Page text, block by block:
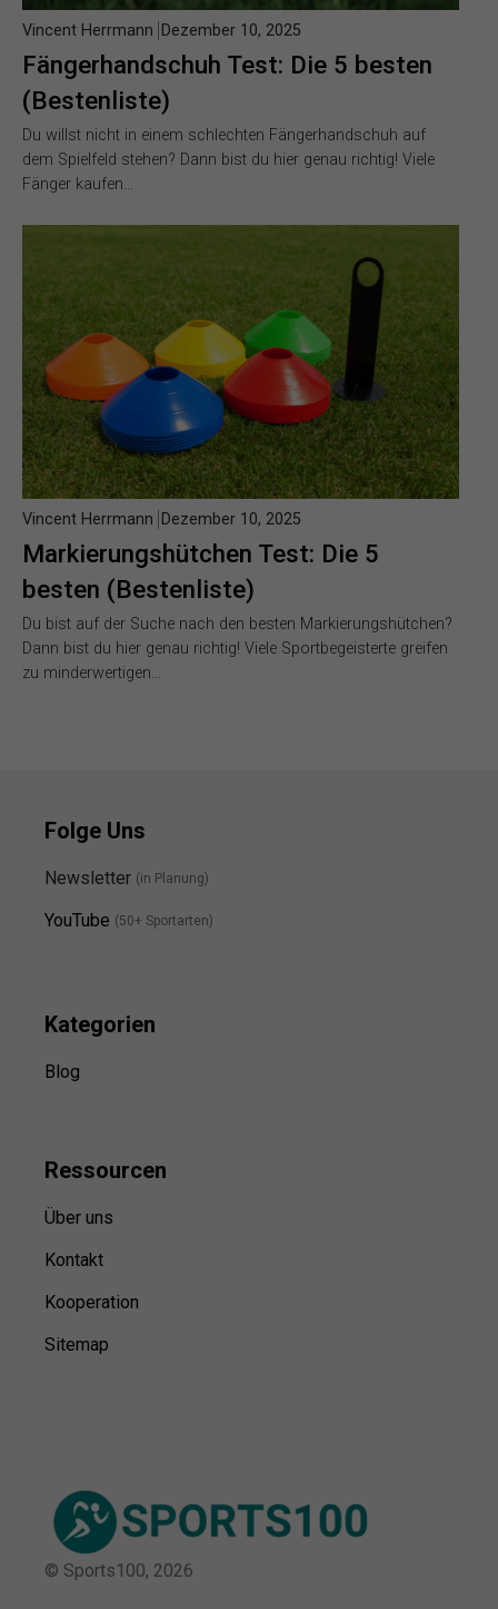
Fängerhandschuh Test: Die 5 besten
(Bestenliste)
Vincent Herrmann Dezember 10, 2025
Du willst nicht in einem schlechten Fängerhandschuh auf
dem Spielfeld stehen? Dann bist du hier genau richtig! Viele
Fänger kaufen…
Markierungshütchen Test: Die 5
besten (Bestenliste)
Vincent Herrmann Dezember 10, 2025
Du bist auf der Suche nach den besten Markierungshütchen?
Dann bist du hier genau richtig! Viele Sportbegeisterte greifen
zu minderwertigen…
Folge Uns
Newsletter (in Planung)
YouTube (50+ Sportarten)
Kategorien
Blog
Ressourcen
Über uns
Kontakt
Kooperation
Sitemap
© Sports100, 2026